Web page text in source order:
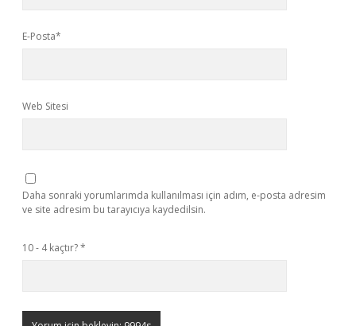
E-Posta*
Web Sitesi
Daha sonraki yorumlarımda kullanılması için adım, e-posta adresim
ve site adresim bu tarayıcıya kaydedilsin.
10 - 4 kaçtır?*